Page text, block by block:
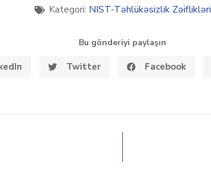
Kategori: NIST-Təhlükəsizlik Zəiflikləri
Bu gönderiyi paylaşın
Twitter Facebook